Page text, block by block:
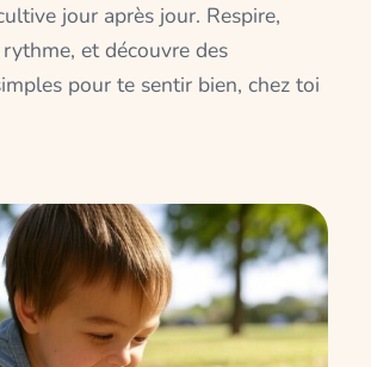
jour après jour. Respire,
et découvre des
pour te sentir bien, chez toi